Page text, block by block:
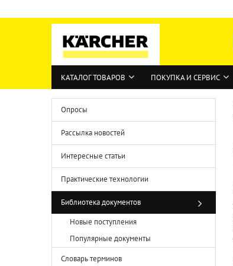
КАТАЛОГ ТОВАРОВ ПОКУПКА И СЕРВИС
Опросы
Рассылка новостей
Интересные статьи
Практические технологии
Библиотека документов
Новые поступления
Популярные документы
Словарь терминов